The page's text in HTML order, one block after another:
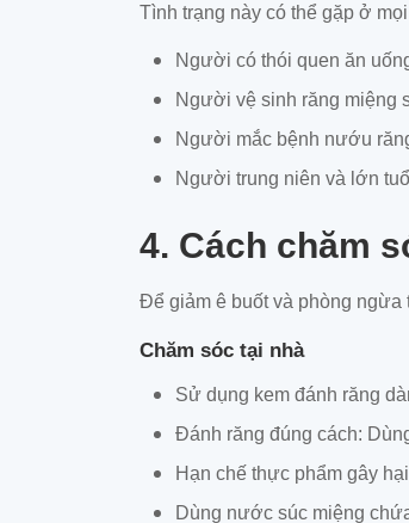
Tình trạng này có thể gặp ở
Người có thói quen ăn
Người vệ sinh răng miệng
Người mắc bệnh nướu
Người trung niên và lớn
4. Cách chăm
Để giảm ê buốt và phòng ngừa
Chăm sóc tại nhà
Sử dụng kem đánh răng
Đánh răng đúng cách:
Hạn chế thực phẩm gây
Dùng nước súc miệng